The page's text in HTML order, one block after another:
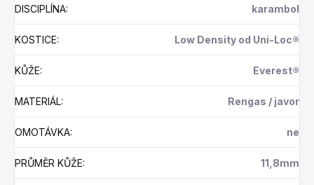
DISCIPLÍNA: karambol
KOSTICE: Low Density od Uni-Loc®
KŮŽE: Everest®
MATERIÁL: Rengas / javor
OMOTÁVKA: ne
PRŮMĚR KŮŽE: 11,8mm